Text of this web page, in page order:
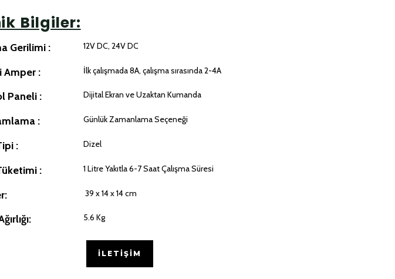
Bilgiler:
Gerilimi : 12V DC, 24V DC
Amper : İlk çalışmada 8A, çalışma sırasında 2-4A
Paneli : Dijital Ekran ve Uzaktan Kumanda
: Günlük Zamanlama Seçeneği
: Dizel
: 1 Litre Yakıtla 6-7 Saat Çalışma Süresi
39 x 14 x 14 cm
5.6 Kg
İLETIŞIM